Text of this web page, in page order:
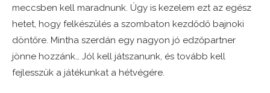
meccsben kell maradnunk. Úgy is kezelem ezt az egész
hetet, hogy felkészülés a szombaton kezdődő bajnoki
döntőre. Mintha szerdán egy nagyon jó edzőpartner
jönne hozzánk… Jól kell játszanunk, és tovább kell
fejlesszük a játékunkat a hétvégére.